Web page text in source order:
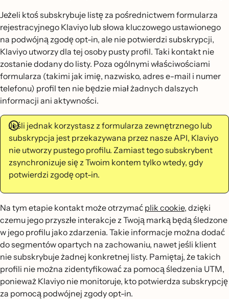
Jeżeli ktoś subskrybuje listę za pośrednictwem formularza
rejestracyjnego Klaviyo lub słowa kluczowego ustawionego
na podwójną zgodę opt-in, ale nie potwierdzi subskrypcji,
Klaviyo utworzy dla tej osoby pusty profil. Taki kontakt nie
zostanie dodany do listy. Poza ogólnymi właściwościami
formularza (takimi jak imię, nazwisko, adres e-mail i numer
telefonu) profil ten nie będzie miał żadnych dalszych
informacji ani aktywności.
Jeśli jednak korzystasz z formularza zewnętrznego lub
subskrypcja jest przekazywana przez nasze API, Klaviyo
nie utworzy pustego profilu. Zamiast tego subskrybent
zsynchronizuje się z Twoim kontem tylko wtedy, gdy
potwierdzi zgodę opt-in.
Na tym etapie kontakt może otrzymać plik cookie, dzięki
czemu jego przyszłe interakcje z Twoją marką będą śledzone
w jego profilu jako zdarzenia. Takie informacje można dodać
do segmentów opartych na zachowaniu, nawet jeśli klient
nie subskrybuje żadnej konkretnej listy. Pamiętaj, że takich
profili nie można zidentyfikować za pomocą śledzenia UTM,
ponieważ Klaviyo nie monitoruje, kto potwierdza subskrypcję
za pomocą podwójnej zgody opt-in.